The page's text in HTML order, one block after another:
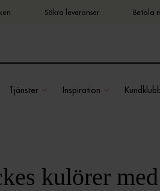
Säkra leveranser Betala
Tjänster Inspiration
kulörer